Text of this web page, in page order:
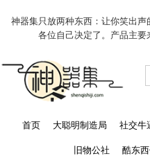
神器集只放两种东西：让你笑出声
各位自己决定了。产品主
首页 大聪明制造局 社交牛
旧物公社 酷东